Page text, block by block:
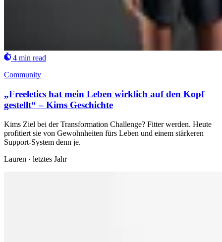
4 min read
Community
„Freeletics hat mein Leben wirklich auf den Kopf
gestellt“ – Kims Geschichte
Kims Ziel bei der Transformation Challenge? Fitter werden. Heute
profitiert sie von Gewohnheiten fürs Leben und einem stärkeren
Support-System denn je.
Lauren · letztes Jahr